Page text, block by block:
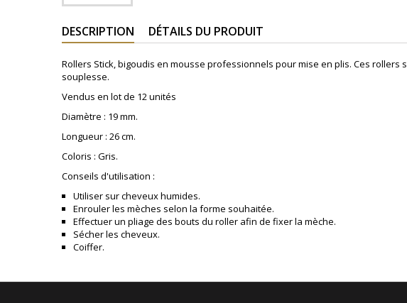
DESCRIPTION DÉTAILS DU PRODUIT
Rollers Stick, bigoudis en mousse professionnels pour mise en plis. Ces
souplesse.
Vendus en lot de 12 unités
Diamètre : 19 mm.
Longueur : 26 cm.
Coloris : Gris.
Conseils d'utilisation :
Utiliser sur cheveux humides.
Enrouler les mèches selon la forme souhaitée.
Effectuer un pliage des bouts du roller afin de fixer la mèche.
Sécher les cheveux.
Coiffer.